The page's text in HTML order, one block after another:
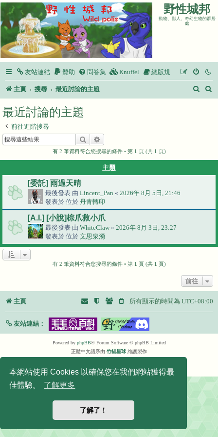
本網站使用 Cookies 以確保您在我們網站獲得最
佳體驗。
了解更多
了解了！
野性城邦
動物、獸人、奇幻生物的群居
處
友站連結 贊助 問答集 Knuffel 總版規
主頁 搜尋 最近討論的主題
搜
最近討論的主題
前往進階搜尋
搜尋
有 2 筆資料符合您搜尋的條件 • 第 1 頁 (共 1 頁)
主題
[委託] 雨過天晴
最後發表 由 Lincent_Pan « 2026年 8月 5日, 21:46
發表於 位於 丹青轉印
[A.I.] [小說]棕爪救小爪
最後發表 由 WhiteClaw « 2026年 8月 3日, 23:27
發表於 位於 文思泉湧
有 2 筆資料符合您搜尋的條件 • 第 1 頁 (共 1 頁)
前往
主頁 所有顯示的時間為 UTC+08:00
友站連結：
Powered by phpBB® Forum Software © phpBB Limited
正體中文語系由 竹貓星球 維護製作